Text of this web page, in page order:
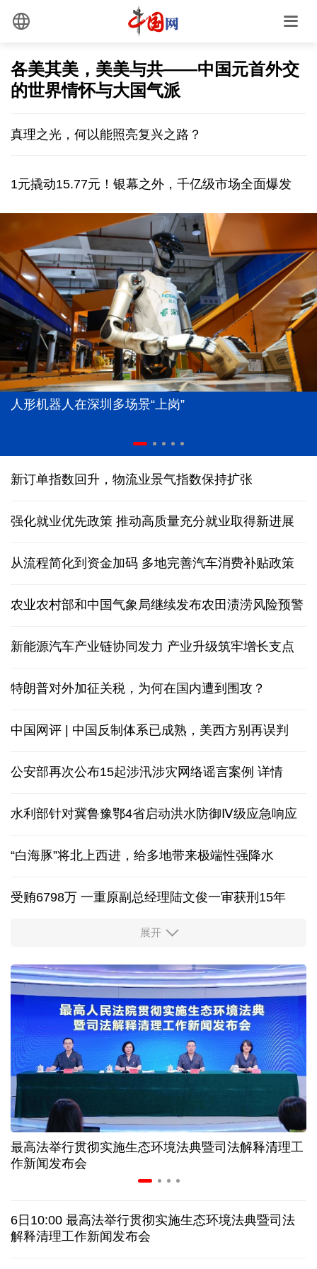
各美其美，美美与共——中国元首外交
的世界情怀与大国气派
真理之光，何以能照亮复兴之路？
1元撬动15.77元！银幕之外，千亿级市场全面爆发
人形机器人在深圳多场景“上岗”
新订单指数回升，物流业景气指数保持扩张
强化就业优先政策 推动高质量充分就业取得新进展
从流程简化到资金加码 多地完善汽车消费补贴政策
农业农村部和中国气象局继续发布农田渍涝风险预警
新能源汽车产业链协同发力 产业升级筑牢增长支点
特朗普对外加征关税，为何在国内遭到围攻？
中国网评 | 中国反制体系已成熟，美西方别再误判
公安部再次公布15起涉汛涉灾网络谣言案例 详情
水利部针对冀鲁豫鄂4省启动洪水防御Ⅳ级应急响应
“白海豚”将北上西进，给多地带来极端性强降水
受贿6798万 一重原副总经理陆文俊一审获刑15年
从中国空调热销欧洲，看中国制造惠及全球
二季度中国清洁能源建设景气指数处于较景气区间
服贸会进入倒计时一个月 180余项创新成果将发布
非必要不乱花 医保个人账户里的钱如何用在刀刃上
"校园贷"换上"新马甲" 警惕暑假期间网络消费陷阱
2026暑期档票房破85亿 已连续30天单日票房破亿
探访泰缅“死亡铁路”，见证日本军国主义侵略罪行
展开
最高法举行贯彻实施生态环境法典暨司法解释清理工
作新闻发布会
6日10:00 最高法举行贯彻实施生态环境法典暨司法
解释清理工作新闻发布会